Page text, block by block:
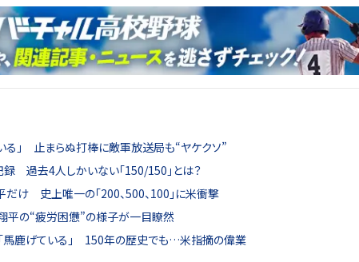
る」 止まらぬ打棒に敵軍放送局も“ヤケクソ”
過去4人しかいない「150/150」とは？
け 史上唯一の「200、500、100」に米衝撃
平の“疲労困憊”の様子が一目瞭然
馬鹿げている」 150年の歴史でも…米指摘の偉業